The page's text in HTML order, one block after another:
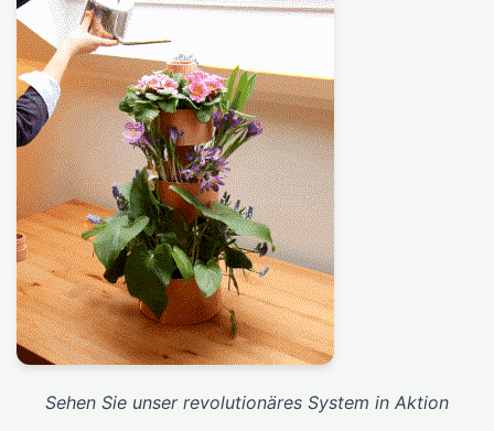
Sehen Sie unser revolutionäres System in Aktion